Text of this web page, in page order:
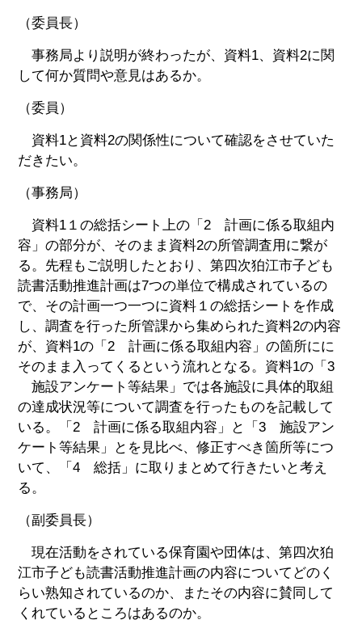
（委員長）
事務局より説明が終わったが、資料1、資料2に関
して何か質問や意見はあるか。
（委員）
資料1と資料2の関係性について確認をさせていた
だきたい。
（事務局）
資料1１の総括シート上の「2 計画に係る取組内
容」の部分が、そのまま資料2の所管調査用に繋が
る。先程もご説明したとおり、第四次狛江市子ども
読書活動推進計画は7つの単位で構成されているの
で、その計画一つ一つに資料１の総括シートを作成
し、調査を行った所管課から集められた資料2の内容
が、資料1の「2 計画に係る取組内容」の箇所にに
そのまま入ってくるという流れとなる。資料1の「3
施設アンケート等結果」では各施設に具体的取組
の達成状況等について調査を行ったものを記載して
いる。「2 計画に係る取組内容」と「3 施設アン
ケート等結果」とを見比べ、修正すべき箇所等につ
いて、「4 総括」に取りまとめて行きたいと考え
る。
（副委員長）
現在活動をされている保育園や団体は、第四次狛
江市子ども読書活動推進計画の内容についてどのく
らい熟知されているのか、またその内容に賛同して
くれているところはあるのか。